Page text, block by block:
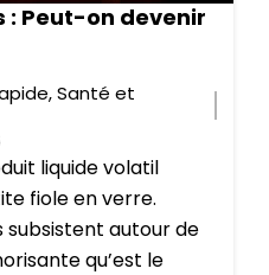
Peut-on devenir
,Santé et
liquide volatil
fiole en verre.
subsistent autour de
qu’est le